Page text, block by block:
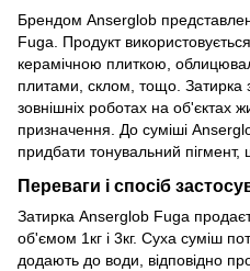
Брендом Anserglob
Fuga. Продукт
керамічною плиткою,
плитами, склом, тощо. Затирка
зовнішніх роботах на об'єктах
призначення. До суміші
придбати тонувальний пігмент,
Переваги і спосіб
Затирка Anserglob Fuga
об'ємом 1кг і 3кг. Суха суміш
додають до води, відповідно